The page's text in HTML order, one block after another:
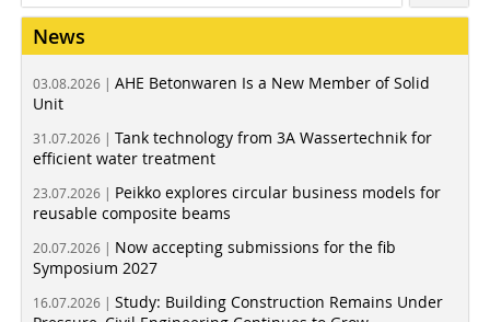
News
03.08.2026 | AHE Betonwaren Is a New Member of Solid
Unit
31.07.2026 | Tank technology from 3A Wassertechnik for
efficient water treatment
23.07.2026 | Peikko explores circular business models for
reusable composite beams
20.07.2026 | Now accepting submissions for the fib
Symposium 2027
16.07.2026 | Study: Building Construction Remains Under